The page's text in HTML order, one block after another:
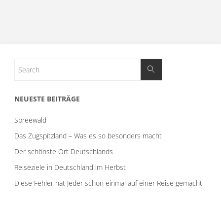
NEUESTE BEITRÄGE
Spreewald
Das Zugspitzland – Was es so besonders macht
Der schönste Ort Deutschlands
Reiseziele in Deutschland im Herbst
Diese Fehler hat Jeder schon einmal auf einer Reise gemacht